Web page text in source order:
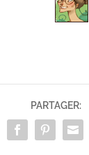
PARTAGER: